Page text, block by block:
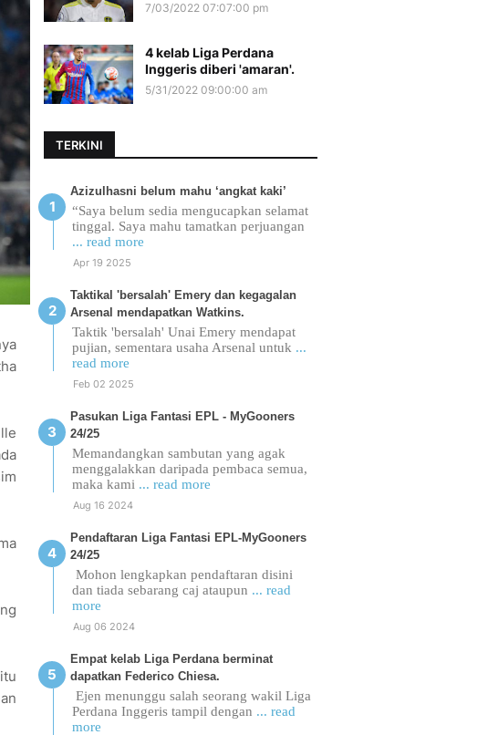
7/03/2022 07:07:00 pm
4 kelab Liga Perdana
Inggeris diberi 'amaran'.
5/31/2022 09:00:00 am
TERKINI
Azizulhasni belum mahu ‘angkat kaki’
“Saya belum sedia mengucapkan selamat
tinggal. Saya mahu tamatkan perjuangan
... read more
Apr 19 2025
Taktikal 'bersalah' Emery dan kegagalan
Arsenal mendapatkan Watkins.
Taktik 'bersalah' Unai Emery mendapat
pujian, sementara usaha Arsenal untuk ...
read more
Feb 02 2025
Pasukan Liga Fantasi EPL - MyGooners
24/25
Memandangkan sambutan yang agak
menggalakkan daripada pembaca semua,
maka kami ... read more
Aug 16 2024
Pendaftaran Liga Fantasi EPL-MyGooners
24/25
Mohon lengkapkan pendaftaran disini
dan tiada sebarang caj ataupun ... read
more
Aug 06 2024
Empat kelab Liga Perdana berminat
dapatkan Federico Chiesa.
Ejen menunggu salah seorang wakil Liga
Perdana Inggeris tampil dengan ... read
more